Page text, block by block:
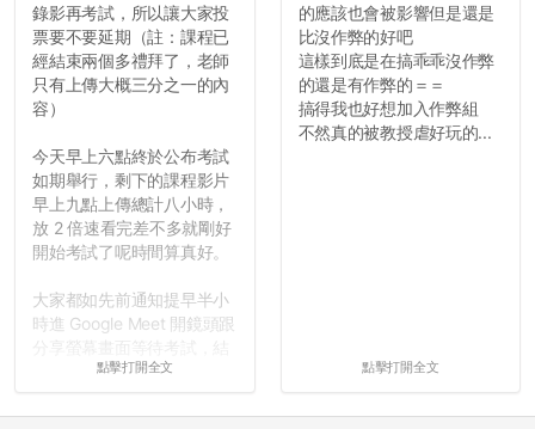
錄影再考試，所以讓大家投
票要不要延期（註：課程已
經結束兩個多禮拜了，老師
只有上傳大概三分之一的內
容）
今天早上六點終於公布考試
如期舉行，剩下的課程影片
早上九點上傳總計八小時，
放 2 倍速看完差不多就剛好
開始考試了呢時間算真好。
大家都如先前通知提早半小
時進 Google Meet 開鏡頭跟
分享螢幕畫面等待考試，結
果就是無止盡的等待，等到
題，中間時不時說考試等一
點擊打開全文
的應該也會被影響但是還是
比沒作弊的好吧
這樣到底是在搞乖乖沒作弊
的還是有作弊的＝＝
搞得我也好想加入作弊組
不然真的被教授虐好玩的...
點擊打開全文